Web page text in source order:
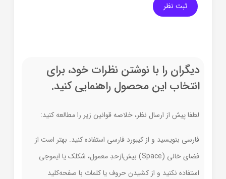
ثبت نظر
دیگران را با نوشتن نظرات خود، برای
انتخاب این محصول راهنمایی کنید.
لطفا پیش از ارسال نظر، خلاصه قوانین زیر را مطالعه کنید:
فارسی بنویسید و از کیبورد فارسی استفاده کنید. بهتر است از
فضای خالی (Space) بیش‌از‌حدِ معمول، شکلک یا ایموجی
استفاده نکنید و از کشیدن حروف یا کلمات با صفحه‌کلید